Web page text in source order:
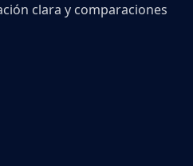
clara y comparaciones